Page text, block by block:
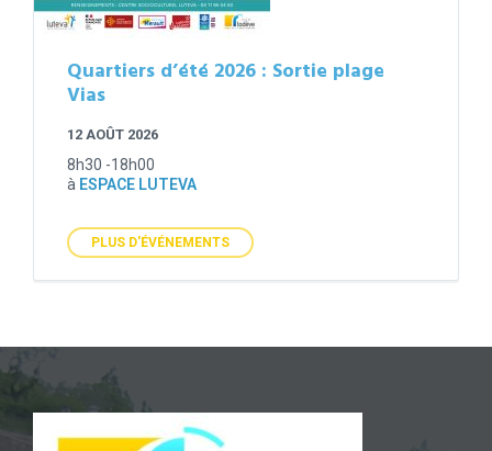
Quartiers d’été 2026 : Sortie plage
Vias
12 AOÛT 2026
8h30 -18h00
à ESPACE LUTEVA
PLUS D'ÉVÉNEMENTS